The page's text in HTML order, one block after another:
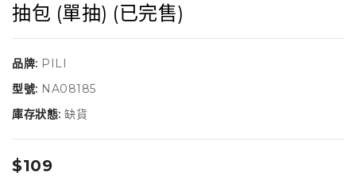
抽包 (單抽) (已完售)
品牌: PILI
型號: NA08185
庫存狀態: 缺貨
$109